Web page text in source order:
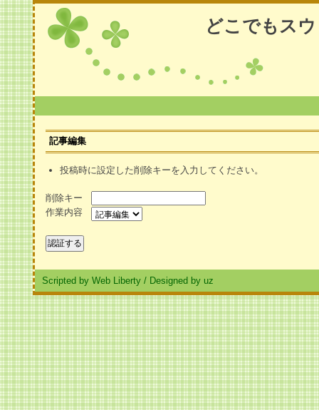
どこでもス
記事編集
投稿時に設定した削除キーを入力してください。
削除キー
作業内容
Scripted by Web Liberty / Designed by uz